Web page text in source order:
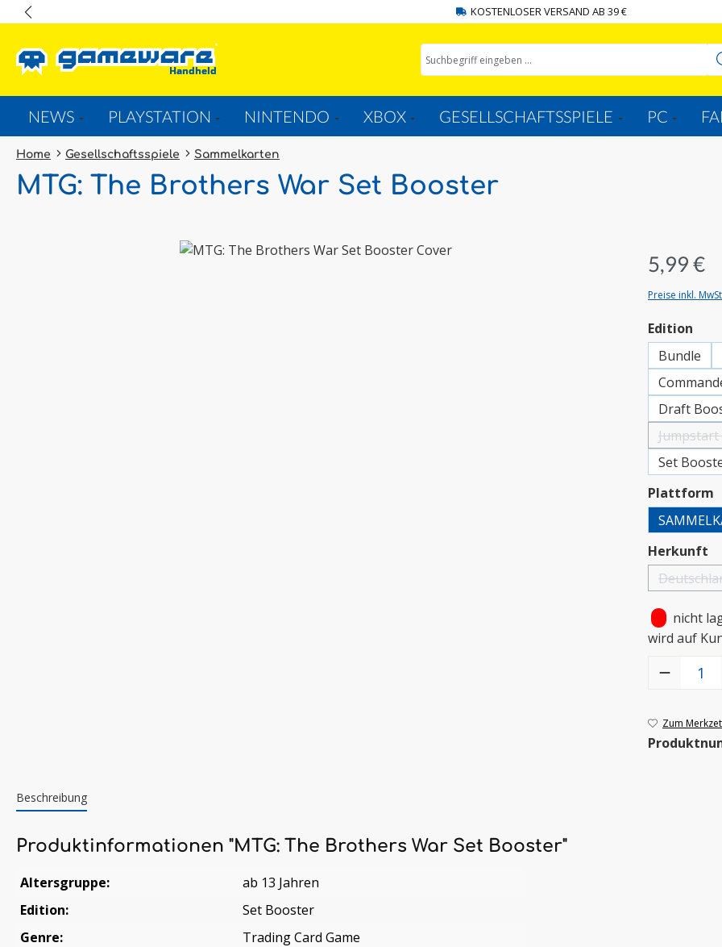
KOSTENLOSER VERSAND AB 39 €
NEWS PLAYSTATION NINTENDO XBOX GESELLSCHAFTSSPIELE PC
Home Gesellschaftsspiele Sammelkarten
MTG: The Brothers War Set Booster
5,99 €
Preise inkl.
Edition
Bundle
Draft
Set
Plattform
Herkunft
nicht
wird auf
Produkt
Zum
Beschreibung
Produktinformationen "MTG: The Brothers War Set Booster"
Altersgruppe:
ab 13 Jahren
Edition:
Set Booster
Genre:
Trading Card Game